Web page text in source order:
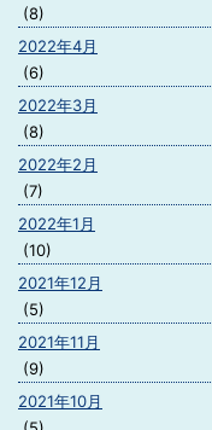
(8)
2022年4月
(6)
2022年3月
(8)
2022年2月
(7)
2022年1月
(10)
2021年12月
(5)
2021年11月
(9)
2021年10月